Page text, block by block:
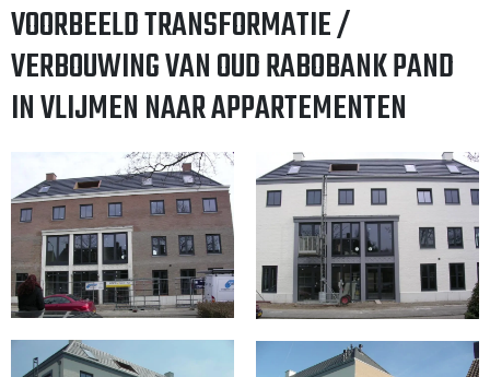
VOORBEELD TRANSFORMATIE /
VERBOUWING VAN OUD RABOBANK PAND
IN VLIJMEN NAAR APPARTEMENTEN